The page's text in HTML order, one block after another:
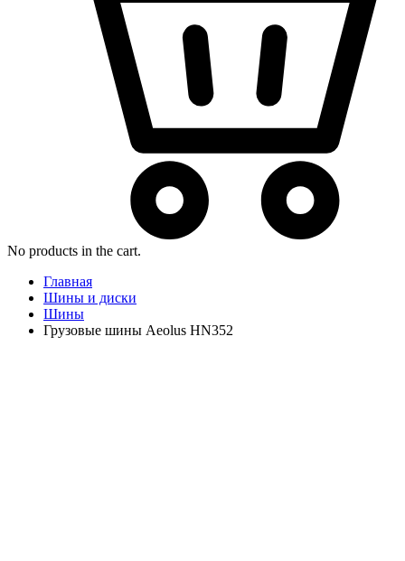
No products in the cart.
Главная
Шины и диски
Шины
Грузовые шины Aeolus HN352